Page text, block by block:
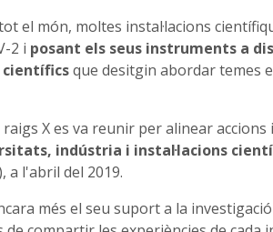
el món, moltes instal·lacions
2 i posant els seus instruments a
científicsque desitgin abordar temes
X es va reunir per alinear
indústria i instal·lacions
a l'abril del 2019.
més el seu suport a la